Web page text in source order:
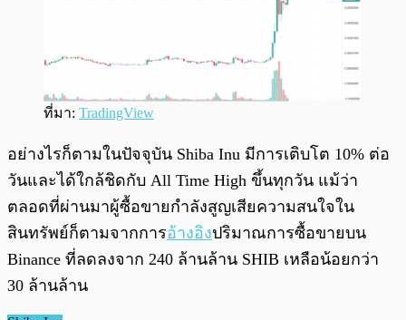
ที่มา: TradingView
อย่างไรก็ตามในปัจจุบัน Shiba Inu มีการเติบโต 10% ต่อ
วันและได้ใกล้ชิดกับ All Time High ขึ้นทุกวัน แม้ว่า
ตลอดที่ผ่านมาผู้ซื้อขายกำลังสูญเสียความสนใจใน
สินทรัพย์ก็ตามจากการอ้างอิงปริมาณการซื้อขายบน
Binance ที่ลดลงจาก 240 ล้านล้าน SHIB เหลือน้อยกว่า
30 ล้านล้าน